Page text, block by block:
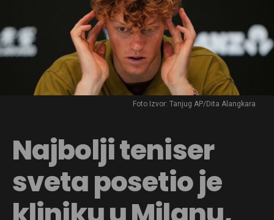
Foto Izvor: Tanjug AP/Dita Alangkara
Najbolji teniser
sveta posetio je